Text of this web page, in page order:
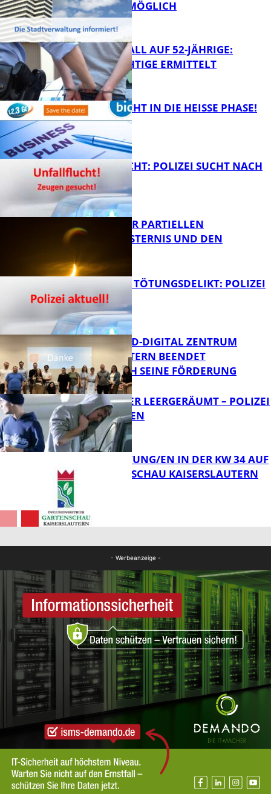
FB News
FB Kultur
WEITERHIN MÖGLICH
FB News
RAUBÜBERFALL AUF 52-JÄHRIGE:
TATVERDÄCHTIGE ERMITTELT
1,2,3 GO® GEHT IN DIE HEISSE PHASE!
UNFALLFLUCHT: POLIZEI SUCHT NACH
ZEUGEN
VORTRAG ZUR PARTIELLEN
SONNENFINSTERNIS UND DEN
PERSEIDEN
FB News
VERSUCHTES TÖTUNGSDELIKT: POLIZEI
ERMITTELT
FB News
MITTELSTAND-DIGITAL ZENTRUM
KAISERSLAUTERN BEENDET
ERFOLGREICH SEINE FÖRDERUNG
TRANSPORTER LEERGERÄUMT – POLIZEI
SUCHT ZEUGEN
VERANSTALTUNG/EN IN DER KW 34 AUF
DER GARTENSCHAU KAISERSLAUTERN
- Werbeanzeige -